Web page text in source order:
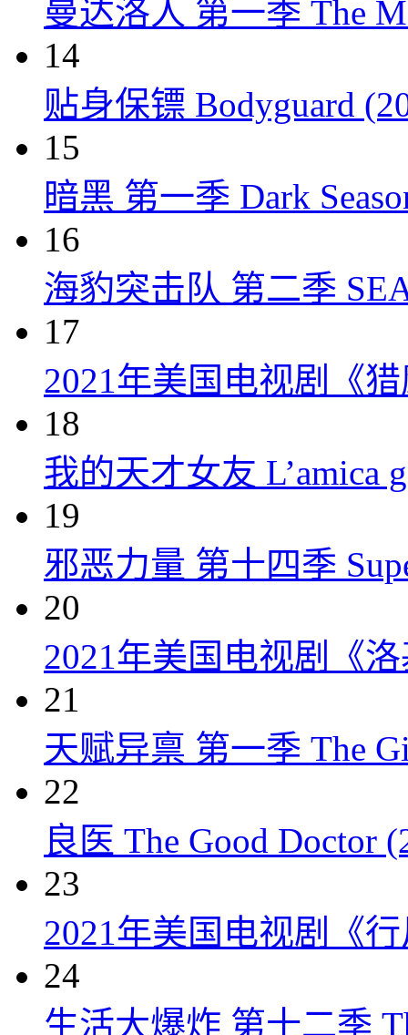
曼达洛人 第一季 The
14
贴身保镖 Bodyguard
15
暗黑 第一季 Dark
16
海豹突击队 第二季
17
2021年美国电视剧《
18
我的天才女友 L’amica
19
邪恶力量 第十四季
20
2021年美国电视剧《
21
天赋异禀 第一季 The
22
良医 The Good Doctor
23
2021年美国电视剧《
24
生活大爆炸 第十二季